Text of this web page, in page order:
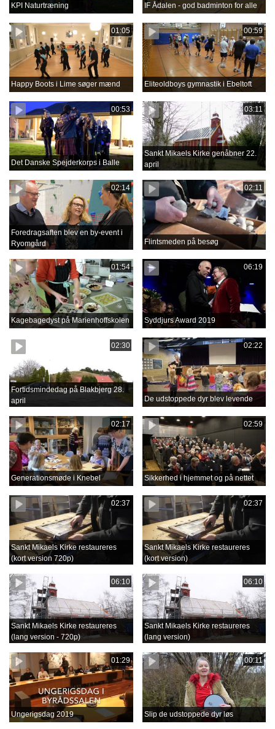
KPI Naturtræning IF Ådalen - god badminton for alle
01:05
Happy Boots i Lime søger mænd
00:59
Eliteoldboys gymnastik i Ebeltoft
00:53
Det Danske Spejderkorps i Balle
03:11
Sankt Mikaels Kirke genåbner 22.
april
02:14
Foredragsaften blev en by-event i
Ryomgård
02:11
Flintsmeden på besøg
01:54
Kagebagedyst på Marienhoffskolen
06:19
Syddjurs Award 2019
02:30
Fortidsmindedag på Blakbjerg 28.
april
02:22
De udstoppede dyr blev levende
02:17
Generationsmøde i Knebel
02:59
Sikkerhed i hjemmet og på nettet
02:37
Sankt Mikaels Kirke restaureres
(kort version 720p)
02:37
Sankt Mikaels Kirke restaureres
(kort version)
06:10
Sankt Mikaels Kirke restaureres
(lang version - 720p)
06:10
Sankt Mikaels Kirke restaureres
(lang version)
01:29
Ungerigsdag 2019
00:11
Slip de udstoppede dyr løs